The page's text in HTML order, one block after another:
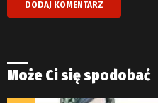
Może Ci się spodobać